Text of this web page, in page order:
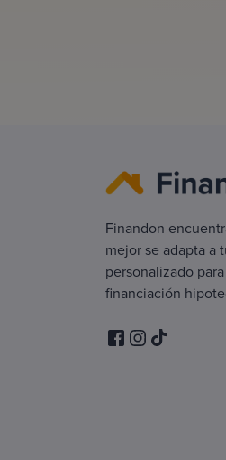
Finandon
mejor se adapta a
personalizado
financiación